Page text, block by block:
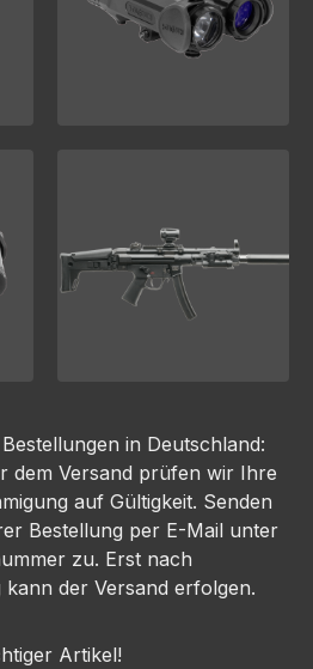
in Deutschland:
dem Versand prüfen wir Ihre
auf Gültigkeit. Senden
Bestellung per E-Mail unter
zu. Erst nach
der Versand erfolgen.
Artikel!